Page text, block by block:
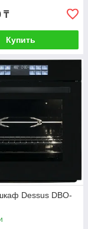
₸
Купить
Dessus DBO-